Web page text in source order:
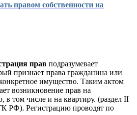
правом собственности на
прав подразумевает
признает права гражданина или
имущество. Таким актом
возникновение прав на
том числе и на квартиру. (раздел II
РФ). Регистрацию проводят по